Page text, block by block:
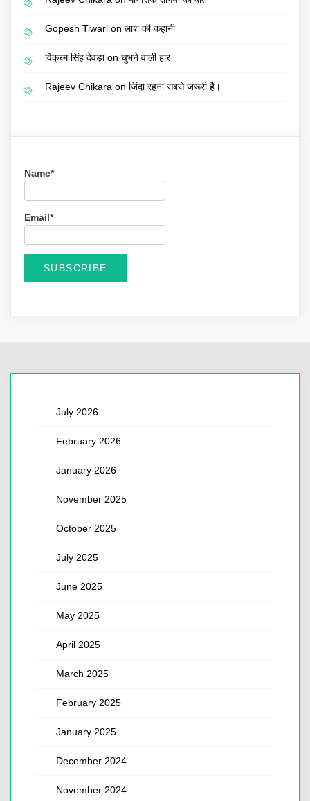
Gopesh Tiwari on लाश की कहानी
विक्रम सिंह देवड़ाon चुभने वाली हार
Rajeev Chikara on जिंदा रहना सबसे जरूरी है।
Name*
Email*
July 2026
February 2026
January 2026
November 2025
October 2025
July 2025
June 2025
May 2025
April 2025
March 2025
February 2025
January 2025
December 2024
November 2024